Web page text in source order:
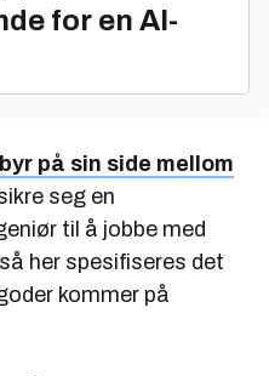
for en AI-
på sin side mellom
seg en
til å jobbe med
her spesifiseres det
kommer på